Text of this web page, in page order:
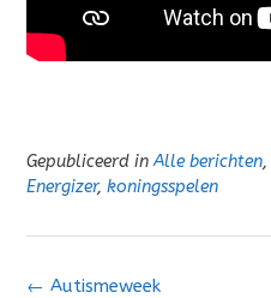
Gepubliceerd inAlle berichten,
Energizer, koningsspelen
Bericht
← Autismeweek